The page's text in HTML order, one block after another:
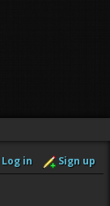
Log in Sign up